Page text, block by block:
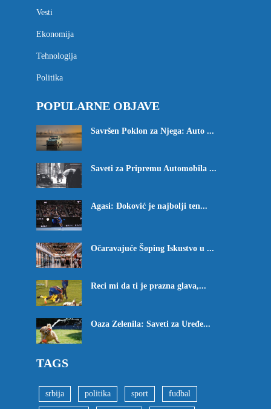
Vesti
Ekonomija
Tehnologija
Politika
POPULARNE OBJAVE
Savršen Poklon za Njega: Auto ...
Saveti za Pripremu Automobila ...
Agasi: Đoković je najbolji ten...
Očaravajuće Šoping Iskustvo u ...
Reci mi da ti je prazna glava,...
Oaza Zelenila: Saveti za Uređe...
TAGS
srbija politika sport fudbal